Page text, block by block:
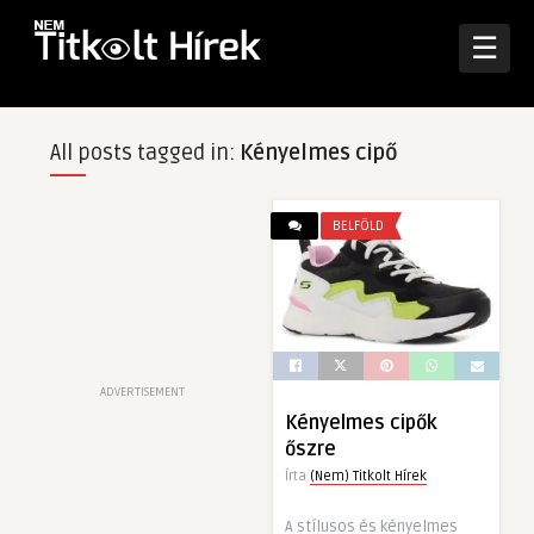
☰
All posts tagged in: Kényelmes cipő
ADVERTISEMENT
BELFÖLD
Kényelmes cipők
őszre
Írta (Nem) Titkolt Hírek
A stílusos és kényelmes